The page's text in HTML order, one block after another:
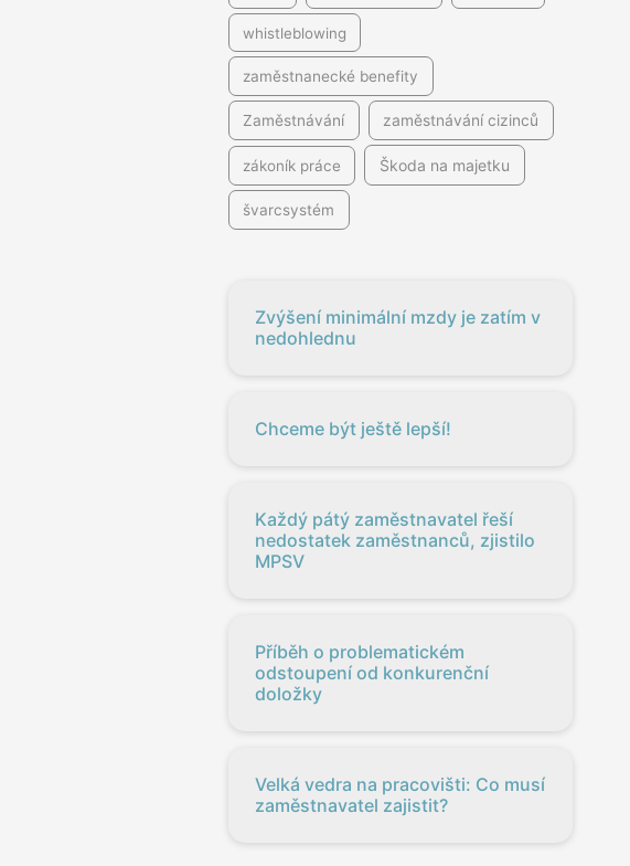
whistleblowing
zaměstnanecké benefity
Zaměstnávání zaměstnávání cizinců
zákoník práce Škoda na majetku
švarcsystém
Zvýšení minimální mzdy je zatím v
nedohlednu
Chceme být ještě lepší!
Každý pátý zaměstnavatel řeší
nedostatek zaměstnanců, zjistilo
MPSV
Příběh o problematickém
odstoupení od konkurenční
doložky
Velká vedra na pracovišti: Co musí
zaměstnavatel zajistit?